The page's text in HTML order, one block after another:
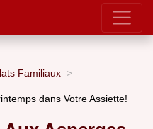
Familiaux
dans Votre Assiette!